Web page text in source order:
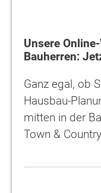
Unsere
Bauherren:
Ganz egal, ob
Hausbau-
mitten in der
Town &